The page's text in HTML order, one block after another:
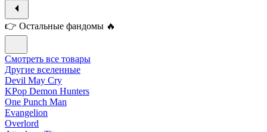
👉 Остальные фандомы 🔥
Смотреть все товары
Другие вселенные
Devil May Cry
KPop Demon Hunters
One Punch Man
Evangelion
Overlord